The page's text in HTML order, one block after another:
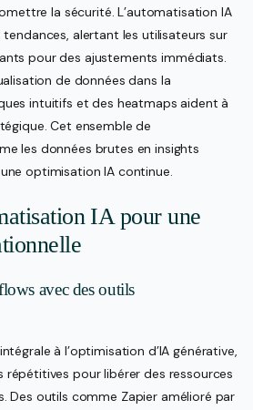
la sécurité. L’automatisation IA
tendances, alertant les utilisateurs sur
pour des ajustements immédiats.
de données dans la
intuitifs et des heatmaps aident à
Cet ensemble de
les données brutes en insights
optimisation IA continue.
IA pour une
avec des outils
à l’optimisation d’IA générative,
pour libérer des ressources
Des outils comme Zapier amélioré par